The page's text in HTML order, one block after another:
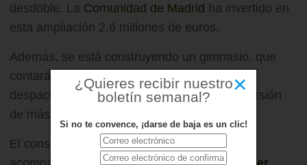
desdoble. La Comunidad de Madrid ha invertido en
esta ampliación 2,6 millones de euros.
Además, se está construyendo un gimnasio, que
contará con vestuarios para los alumnos y
despachos para los profesores, con una inversión
de más de un millón de euros.
El consejero de Educación, Enrique Ossorio,
×
¿Quieres recibir nuestro
boletín semanal?
Si no te convence, ¡darse de baja es un clic!